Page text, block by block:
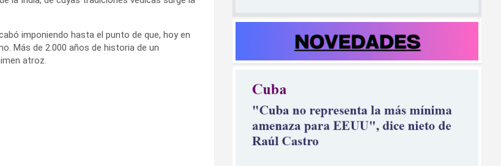
imponiendo hasta el punto de que, hoy en
Más de 2.000 años de historia de un
atroz.